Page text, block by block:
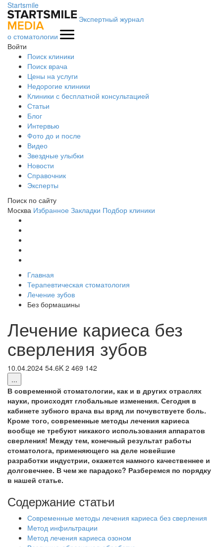
Startsmile
Экспертный журнал
о стоматологии
Войти
Поиск клиники
Поиск врача
Цены на услуги
Недорогие клиники
Клиники с бесплатной консультацией
Статьи
Блог
Интервью
Фото до и после
Видео
Звездные улыбки
Новости
Справочник
Эксперты
Поиск по сайту
Москва Избранное Закладки Подбор клиники
Главная
Терапевтическая стоматология
Лечение зубов
Без бормашины
Лечение кариеса без
сверления зубов
10.04.2024 54.6K 2 469 142
...
В современной стоматологии, как и в других отраслях
науки, происходят глобальные изменения. Сегодня в
кабинете зубного врача вы вряд ли почувствуете боль.
Кроме того, современные методы лечения кариеса
вообще не требуют никакого использования аппаратов
сверления! Между тем, конечный результат работы
стоматолога, применяющего на деле новейшие
разработки индустрии, окажется намного качественнее и
долговечнее. В чем же парадокс? Разберемся по порядку
в нашей статье.
Содержание статьи
Современные методы лечения кариеса без сверления
Метод инфильтрации
Метод лечения кариеса озоном